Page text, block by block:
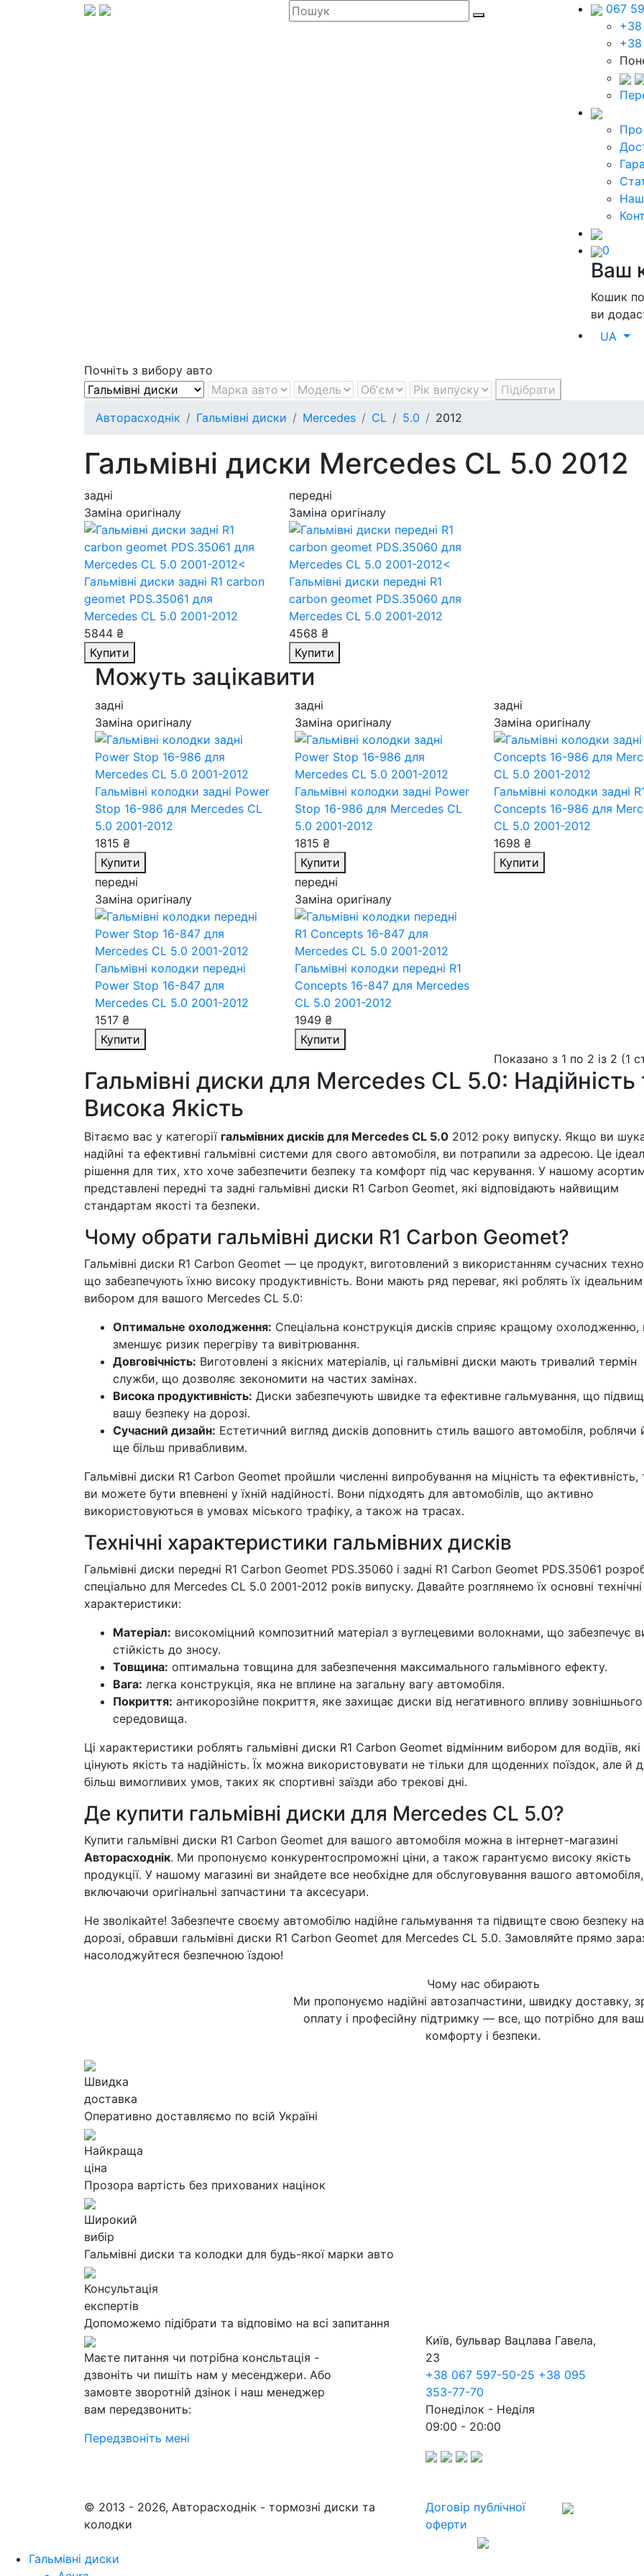
067
Про
0
Ваш
Кошик
ви
UA
Почніть з вибору авто
Підібрати
Авторасходнік
Гальмівні диски Mercedes CL 5.0 2012
Гальмівні диски Mercedes CL 5.0 2012
задні
Заміна оригіналу
Гальмівні диски задні R1 carbon
geomet PDS.35061 для
Mercedes CL 5.0 2001-2012
5844 ₴
Купити
передні
Заміна оригіналу
Гальмівні диски передні R1
carbon geomet PDS.35060 для
Mercedes CL 5.0 2001-2012
4568 ₴
Купити
Можуть зацікавити
задні
Заміна оригіналу
Гальмівні колодки задні Power
Stop 16-986 для Mercedes CL
5.0 2001-2012
1815 ₴
Купити
задні
Заміна оригіналу
Гальмівні колодки задні Power
Stop 16-986 для Mercedes CL
5.0 2001-2012
1815 ₴
Купити
задні
Заміна оригіналу
Гальмівні колодки задні
Concepts 16-986 для
CL 5.0 2001-2012
1698 ₴
Купити
передні
Заміна оригіналу
Гальмівні колодки передні
Power Stop 16-847 для
Mercedes CL 5.0 2001-2012
1517 ₴
Купити
передні
Заміна оригіналу
Гальмівні колодки передні R1
Concepts 16-847 для Mercedes
CL 5.0 2001-2012
1949 ₴
Купити
Показано з 1 по 2 із 2 (1
Гальмівні диски для Mercedes CL 5.0: Надійність
Висока Якість
Вітаємо вас у категорії гальмівних дисків для Mercedes CL 5.0 2012 року випуску. Якщо ви
надійні та ефективні гальмівні системи для свого автомобіля, ви потрапили за адресою. Це
рішення для тих, хто хоче забезпечити безпеку та комфорт під час керування. У нашому
представлені передні та задні гальмівні диски R1 Carbon Geomet, які відповідають найвищим
стандартам якості та безпеки.
Чому обрати гальмівні диски R1 Carbon Geomet?
Гальмівні диски R1 Carbon Geomet — це продукт, виготовлений з використанням сучасних
що забезпечують їхню високу продуктивність. Вони мають ряд переваг, які роблять їх ідеальним
вибором для вашого Mercedes CL 5.0:
Оптимальне охолодження: Спеціальна конструкція дисків сприяє кращому
зменшує ризик перегріву та вивітрювання.
Довговічність: Виготовлені з якісних матеріалів, ці гальмівні диски мають тривалий термін
служби, що дозволяє зекономити на частих замінах.
Висока продуктивність: Диски забезпечують швидке та ефективне гальмування, що
вашу безпеку на дорозі.
Сучасний дизайн: Естетичний вигляд дисків доповнить стиль вашого автомобіля, роблячи
ще більш привабливим.
Гальмівні диски R1 Carbon Geomet пройшли численні випробування на міцність та
ви можете бути впевнені у їхній надійності. Вони підходять для автомобілів, що активно
використовуються в умовах міського трафіку, а також на трасах.
Технічні характеристики гальмівних дисків
Гальмівні диски передні R1 Carbon Geomet PDS.35060 і задні R1 Carbon Geomet PDS.35061
спеціально для Mercedes CL 5.0 2001-2012 років випуску. Давайте розглянемо їх основні технічні
характеристики:
Матеріал: високоміцний композитний матеріал з вуглецевими волокнами, що забезпечує
стійкість до зносу.
Товщина: оптимальна товщина для забезпечення максимального гальмівного ефекту.
Вага: легка конструкція, яка не вплине на загальну вагу автомобіля.
Покриття: антикорозійне покриття, яке захищає диски від негативного впливу зовнішнього
середовища.
Ці характеристики роблять гальмівні диски R1 Carbon Geomet відмінним вибором для водіїв, які
цінують якість та надійність. Їх можна використовувати не тільки для щоденних поїздок, але й
більш вимогливих умов, таких як спортивні заїзди або трекові дні.
Де купити гальмівні диски для Mercedes CL 5.0?
Купити гальмівні диски R1 Carbon Geomet для вашого автомобіля можна в інтернет-магазині
Авторасходнік. Ми пропонуємо конкурентоспроможні ціни, а також гарантуємо високу якість
продукції. У нашому магазині ви знайдете все необхідне для обслуговування вашого автомобіля,
включаючи оригінальні запчастини та аксесуари.
Не зволікайте! Забезпечте своєму автомобілю надійне гальмування та підвищте свою безпеку на
дорозі, обравши гальмівні диски R1 Carbon Geomet для Mercedes CL 5.0. Замовляйте прямо
насолоджуйтеся безпечною їздою!
Чому нас обирають
Ми пропонуємо надійні автозапчастини, швидку доставку,
оплату і професійну підтримку — все, що потрібно для
комфорту і безпеки.
Швидка
доставка
Оперативно доставляємо по всій Україні
Найкраща
ціна
Прозора вартість без прихованих націнок
Широкий
вибір
Гальмівні диски та колодки для будь-якої марки авто
Консультація
експертів
Допоможемо підібрати та відповімо на всі запитання
Маєте питання чи потрібна консльтація -
дзвоніть чи пишіть нам у месенджери. Або
замовте зворотній дзінок і наш менеджер
вам передзвонить:
Передзвоніть мені
Київ, бульвар Вацлава Гавела,
23
+38 067 597-50-25 +38 095
353-77-70
Понеділок - Неділя
09:00 - 20:00
© 2013 - 2026, Авторасходнік - тормозні диски та
колодки
Договір публічної
оферти
Гальмівні диски